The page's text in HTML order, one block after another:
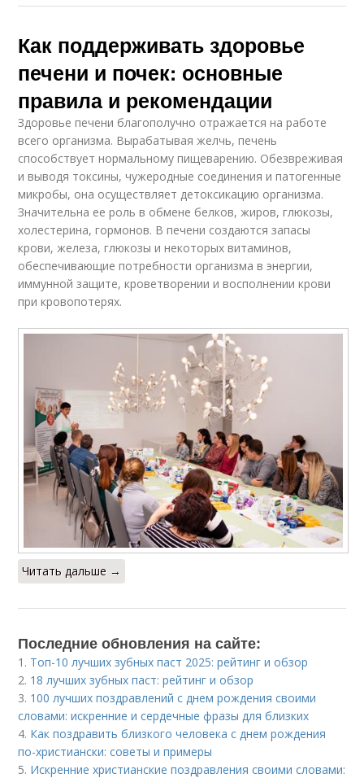
Как поддерживать здоровье
печени и почек: основные
правила и рекомендации
Здоровье печени благополучно отражается на работе
всего организма. Вырабатывая желчь, печень
способствует нормальному пищеварению. Обезвреживая
и выводя токсины, чужеродные соединения и патогенные
микробы, она осуществляет детоксикацию организма.
Значительна ее роль в обмене белков, жиров, глюкозы,
холестерина, гормонов. В печени создаются запасы
крови, железа, глюкозы и некоторых витаминов,
обеспечивающие потребности организма в энергии,
иммунной защите, кроветворении и восполнении крови
при кровопотерях.
Читать дальше →
Последние обновления на сайте:
1. Топ-10 лучших зубных паст 2025: рейтинг и обзор
2. 18 лучших зубных паст: рейтинг и обзор
3. 100 лучших поздравлений с днем рождения своими
словами: искренние и сердечные фразы для близких
4. Как поздравить близкого человека с днем рождения
по-христиански: советы и примеры
5. Искренние христианские поздравления своими словами: